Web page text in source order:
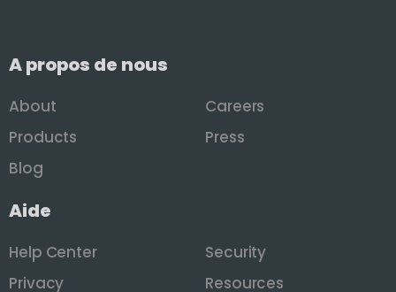
A propos de nous
About
Products
Blog
Careers
Press
Aide
Help Center
Privacy
Security
Resources